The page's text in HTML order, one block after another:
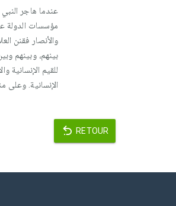
عندما هاجر
مؤسسات الدولة
والأنصار فقنن
بينهم، وبينهم
للقيم الإنسانية
الإنسانية. وعلى
RETOUR